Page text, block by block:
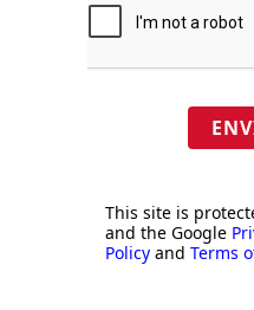
This site is
and the Google
Policy and Terms